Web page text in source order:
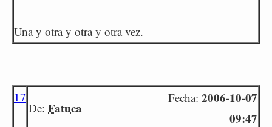
Una y otra y otra y otra vez.
17
De: Fatuca
Fecha: 2006-10-07
09:47